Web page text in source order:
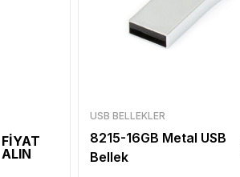
FİYAT
ALIN
USB BELLEKLER
8215-16GB Metal USB
Bellek